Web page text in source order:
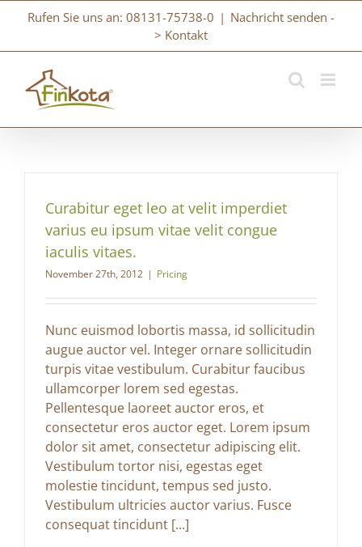
springen
Rufen Sie uns an: 08131-75738-0 | Nachricht senden -
> Kontakt
Curabitur eget leo at velit imperdiet
varius eu ipsum vitae velit congue
iaculis vitaes.
November 27th, 2012 | Pricing
Nunc euismod lobortis massa, id sollicitudin
augue auctor vel. Integer ornare sollicitudin
turpis vitae vestibulum. Curabitur faucibus
ullamcorper lorem sed egestas.
Pellentesque laoreet auctor eros, et
consectetur eros auctor eget. Lorem ipsum
dolor sit amet, consectetur adipiscing elit.
Vestibulum tortor nisi, egestas eget
molestie tincidunt, tempus sed justo.
Vestibulum ultricies auctor varius. Fusce
consequat tincidunt [...]